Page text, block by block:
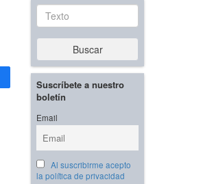
Texto
Buscar
Suscríbete a nuestro
boletín
Email
Al suscribirme acepto
la política de privacidad